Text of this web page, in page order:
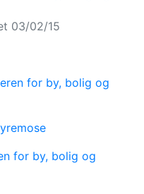
03/02/15
for by, bolig og
for by, bolig og